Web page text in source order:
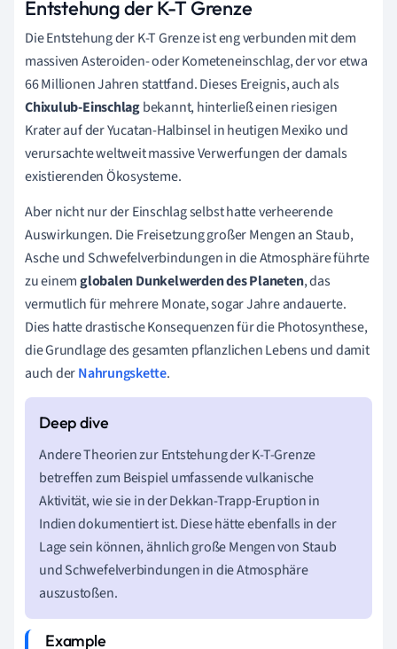
Entstehung der K-T Grenze
Die Entstehung der K-T Grenze ist eng verbunden mit dem
massiven Asteroiden- oder Kometeneinschlag, der vor etwa
66 Millionen Jahren stattfand. Dieses Ereignis, auch als
Chixulub-Einschlagbekannt, hinterließ einen riesigen
Krater auf der Yucatan-Halbinsel in heutigen Mexiko und
verursachte weltweit massive Verwerfungen der damals
existierenden Ökosysteme.
Aber nicht nur der Einschlag selbst hatte verheerende
Auswirkungen. Die Freisetzung großer Mengen an Staub,
Asche und Schwefelverbindungen in die Atmosphäre führte
zu einemglobalen Dunkelwerden des Planeten, das
vermutlich für mehrere Monate, sogar Jahre andauerte.
Dies hatte drastische Konsequenzen für die Photosynthese,
die Grundlage des gesamten pflanzlichen Lebens und damit
auch derNahrungskette.
Andere Theorien zur Entstehung der K-T-Grenze
betreffen zum Beispiel umfassende vulkanische
Aktivität, wie sie in der Dekkan-Trapp-Eruption in
Indien dokumentiert ist. Diese hätte ebenfalls in der
Lage sein können, ähnlich große Mengen von Staub
und Schwefelverbindungen in die Atmosphäre
auszustoßen.